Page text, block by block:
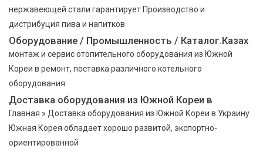
нержавеющей стали гарантирует Производство и
дистрибуция пива и напитков
Оборудование / Промышленность / Каталог.Казах
монтаж и сервис отопительного оборудования из Южной
Кореи в ремонт, поставка различного котельного
оборудования
Доставка оборудования из Южной Кореи в
Главная » Доставка оборудования из Южной Кореи в Украину
Южная Корея обладает хорошо развитой, экспортно-
ориентированной